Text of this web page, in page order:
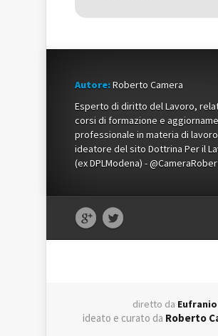
Autore:Roberto Camera
Esperto di diritto del Lavoro,
corsi di formazione e
professionale in materia di
ideatore del sito Dottrina Per il
(ex DPLModena) -
diretto da
ideato e curato da Roberto